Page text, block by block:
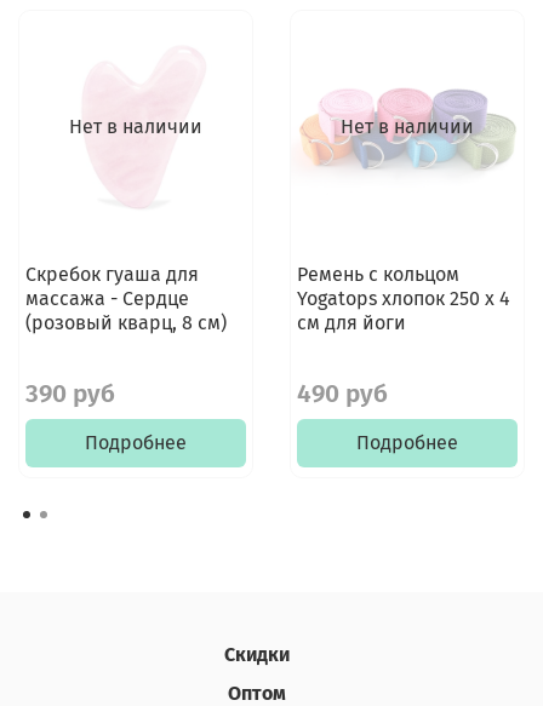
Нет в наличии
Скребок гуаша для
массажа - Сердце
(розовый кварц, 8 см)
390 руб
Подробнее
Нет в наличии
Ремень с кольцом
Yogatops хлопок 250 х 4
см для йоги
490 руб
Подробнее
Скидки
Оптом